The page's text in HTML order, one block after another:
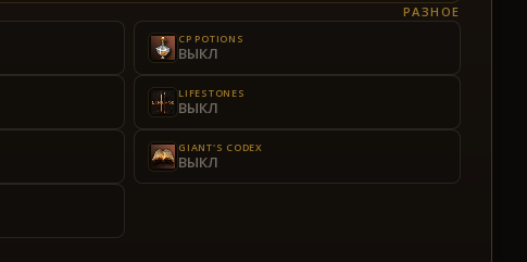
РАЗНОЕ
CP POTIONS
ВЫКЛ
LIFESTONES
ВЫКЛ
GIANT'S CODEX
ВЫКЛ